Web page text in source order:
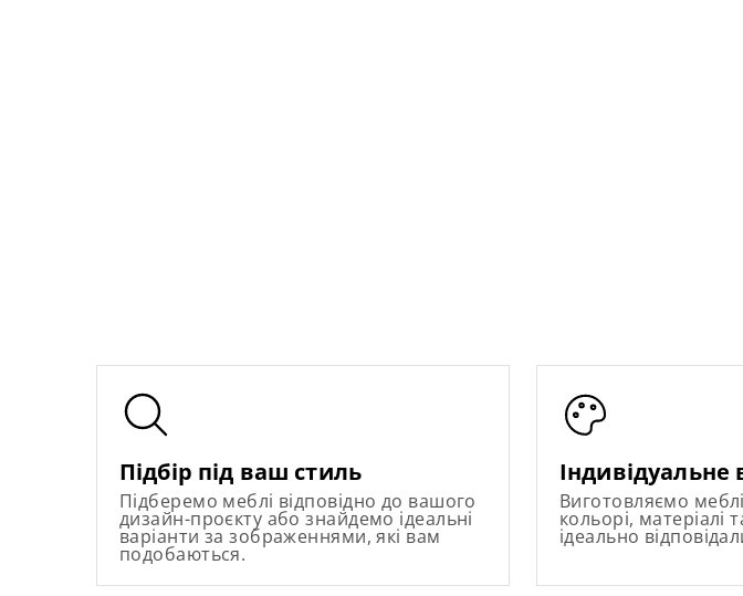
Підбір під ваш стиль
Підберемо меблі відповідно до вашого
дизайн-проєкту або знайдемо ідеальні
варіанти за зображеннями, які вам
подобаються.
Індивідуальне
Виготовляємо
кольорі, матеріалі
ідеально